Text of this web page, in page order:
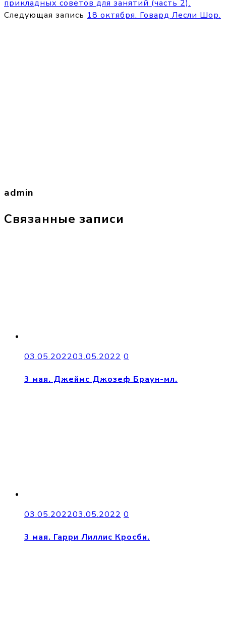
прикладных советов для занятий (часть 2).
Следующая запись 18 октября. Говард Лесли Шор.
admin
Связанные записи
03.05.202203.05.2022 0
3 мая. Джеймс Джозеф Браун-мл.
03.05.202203.05.2022 0
3 мая. Гарри Лиллис Кросби.